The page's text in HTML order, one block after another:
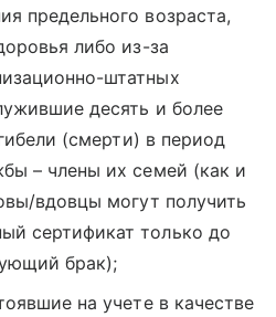
предельного возраста,
либо из-за
штатных
десять и более
(смерти) в период
– члены их семей (как и
вдовцы могут получить
сертификат только до
брак);
на учете в качестве